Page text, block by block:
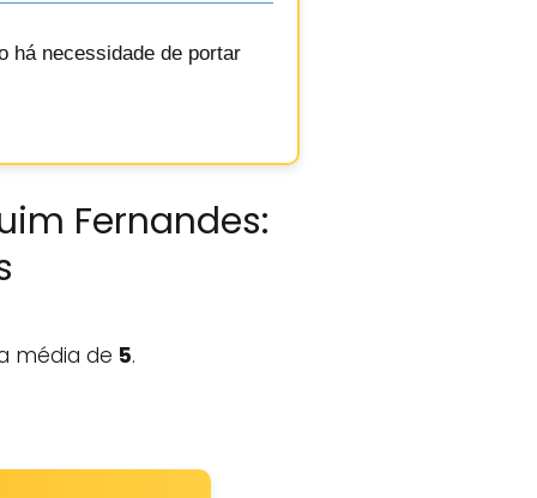
há necessidade de portar
Fernandes:
média de 5.